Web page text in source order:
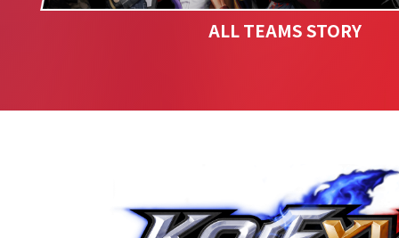
ALL TEAMS STORY